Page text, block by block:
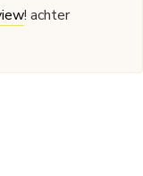
! achter